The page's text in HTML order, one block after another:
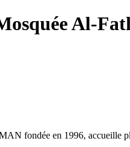
Al-
fondée en 1996, accueille